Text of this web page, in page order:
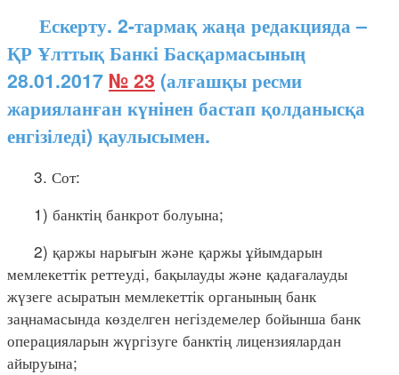
Ескерту. 2-тармақ жаңа редакцияда –
ҚР Ұлттық Банкі Басқармасының
28.01.2017 № 23 (алғашқы ресми
жарияланған күнінен бастап қолданысқа
енгізіледі) қаулысымен.
3. Сот:
1) банктің банкрот болуына;
2) қаржы нарығын және қаржы ұйымдарын
мемлекеттік реттеуді, бақылауды және қадағалауды
жүзеге асыратын мемлекеттік органының банк
заңнамасында көзделген негіздемелер бойынша банк
операцияларын жүргізуге банктің лицензиялардан
айыруына;